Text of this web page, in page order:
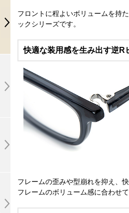
フロントに程よいボリュームを持
ックシリーズです。
快適な装用感を生み出す逆R
フレームの歪みや型崩れを抑え、
フレームのボリューム感に合わせ